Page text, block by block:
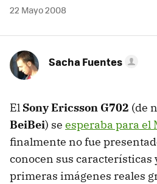
22 Mayo 2008
Sacha Fuentes
El Sony Ericsson G702 (de
BeiBei) se esperaba para el
finalmente no fue
conocen sus características
primeras imágenes reales